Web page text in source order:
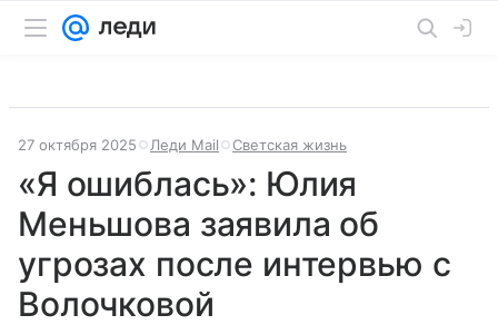
27 октября 2025 Леди Mail Светская жизнь
«Я ошиблась»: Юлия
Меньшова заявила об
угрозах после интервью с
Волочковой